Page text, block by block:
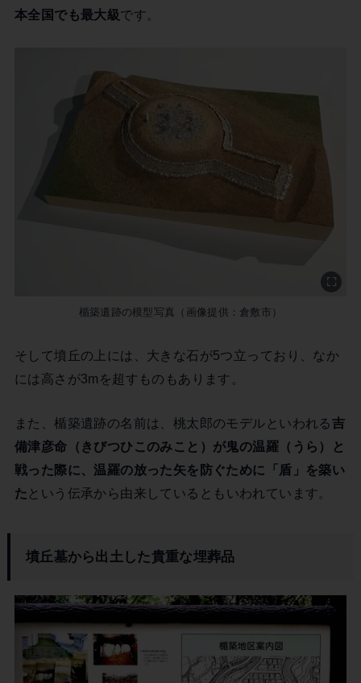
本全国でも最大級です。
楯築遺跡の模型写真（画像提供：倉敷市）
そして墳丘の上には、大きな石が5つ立っており、なか
には高さが3mを超すものもあります。
また、楯築遺跡の名前は、桃太郎のモデルといわれる吉
備津彦命（きびつひこのみこと）が鬼の温羅（うら）と
戦った際に、温羅の放った矢を防ぐために「盾」を築い
た という伝承から由来しているともいわれています。
墳丘墓から出土した貴重な埋葬品